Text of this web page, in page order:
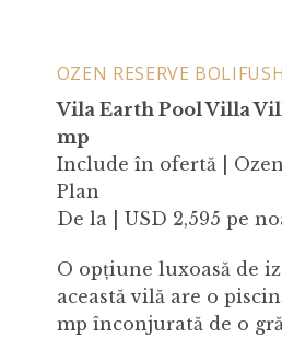
OZEN RESERVE
Vila Earth Pool Villa
mp
Include în ofertă |
Plan
De la | USD 2,595 pe
O opțiune luxoasă de
această vilă are o
mp înconjurată de o